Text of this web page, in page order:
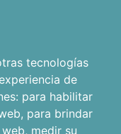
tecnologías
de
para habilitar
, para brindar
, medir su